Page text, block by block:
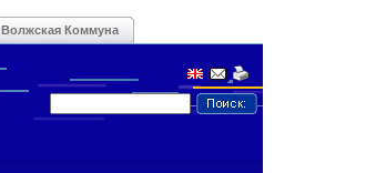
Волжская Коммуна